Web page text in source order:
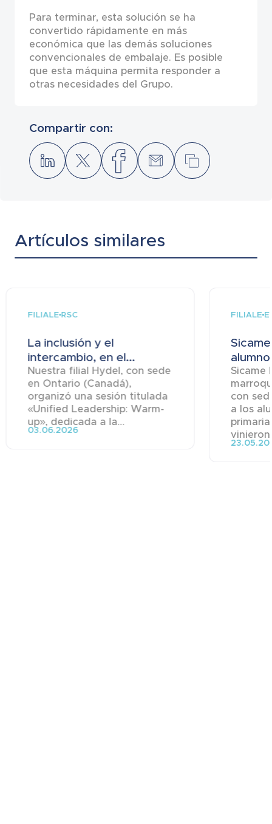
Compartir con:
Para terminar, esta solución se ha
convertido rápidamente en más
económica que las demás soluciones
convencionales de embalaje. Es posible
que esta máquina permita responder a
otras necesidades del Grupo.
Artículos similares
FILIALERSC
La inclusión y el
intercambio, en el...
Nuestra filial Hydel, con sede
en Ontario (Canadá),
organizó una sesión titulada
«Unified Leadership: Warm-
up», dedicada a la...
03.06.2026
FILIALE
Sicame
con
a los
vinieron